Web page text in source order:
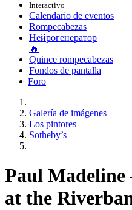
Interactivo
Calendario de eventos
Rompecabezas
Нейрогенератор
🔥
Quince rompecabezas
Fondos de pantalla
Foro
Galería de imágenes
Los pintores
Sotheby’s
Paul Madeline
at the